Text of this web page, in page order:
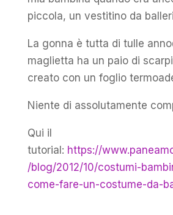
piccola, un vestitino da
La gonna è tutta di tulle
maglietta ha un paio di
creato con un foglio
Niente di assolutamente
Qui il
tutorial: https://
/blog/2012/10/costumi-
come-fare-un-costume-da-